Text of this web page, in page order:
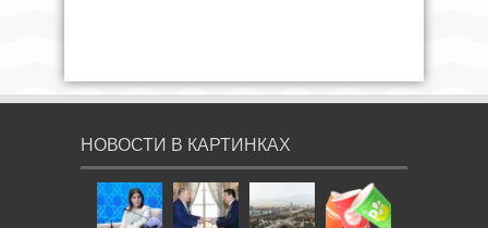
НОВОСТИ В КАРТИНКАХ